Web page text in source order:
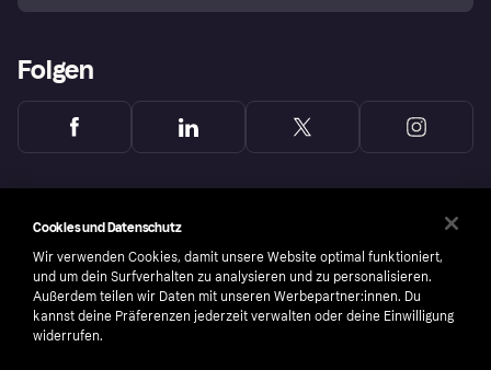
Folgen
Cookies und Datenschutz
Wir verwenden Cookies, damit unsere Website optimal funktioniert,
und um dein Surfverhalten zu analysieren und zu personalisieren.
Außerdem teilen wir Daten mit unseren Werbepartner:innen. Du
kannst deine Präferenzen jederzeit verwalten oder deine Einwilligung
widerrufen.